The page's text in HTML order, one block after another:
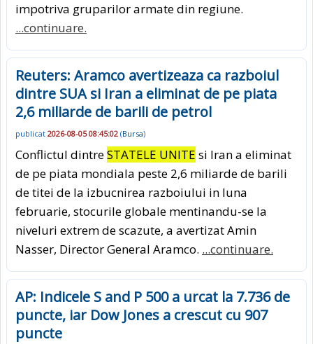
impotriva gruparilor armate din regiune.
...continuare.
Reuters: Aramco avertizeaza ca razboiul
dintre SUA si Iran a eliminat de pe piata
2,6 miliarde de barili de petrol
publicat 2026-08-05 08:45:02 (Bursa)
Conflictul dintreSTATELE UNITE si Iran a eliminat
de pe piata mondiala peste 2,6 miliarde de barili
de titei de la izbucnirea razboiului in luna
februarie, stocurile globale mentinandu-se la
niveluri extrem de scazute, a avertizat Amin
Nasser, Director General Aramco. ...continuare.
AP: Indicele S and P 500 a urcat la 7.736 de
puncte, iar Dow Jones a crescut cu 907
puncte